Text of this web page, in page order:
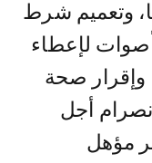
وتعميم شرط
لإعطاء
وإقرار صحة
أجل
مؤهل